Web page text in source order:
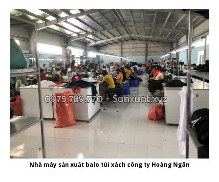
Nhà máy sản xuất balo túi xách công ty Hoàng Ngân